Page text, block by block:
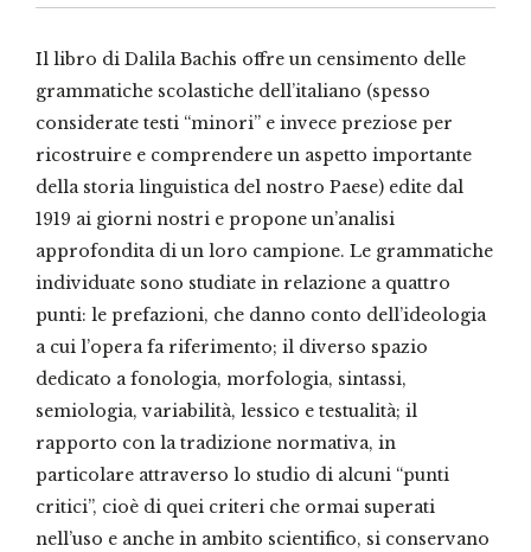
1919
2018
quantità
Il libro di Dalila Bachis offre un censimento delle
grammatiche scolastiche dell’italiano (spesso
considerate testi “minori” e invece preziose per
ricostruire e comprendere un aspetto importante
della storia linguistica del nostro Paese) edite dal
1919 ai giorni nostri e propone un’analisi
approfondita di un loro campione. Le grammatiche
individuate sono studiate in relazione a quattro
punti: le prefazioni, che danno conto dell’ideologia
a cui l’opera fa riferimento; il diverso spazio
dedicato a fonologia, morfologia, sintassi,
semiologia, variabilità, lessico e testualità; il
rapporto con la tradizione normativa, in
particolare attraverso lo studio di alcuni “punti
critici”, cioè di quei criteri che ormai superati
nell’uso e anche in ambito scientifico, si conservano